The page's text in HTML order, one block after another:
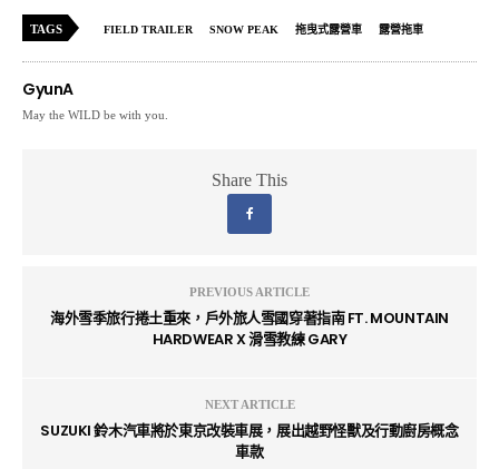
TAGS FIELD TRAILER SNOW PEAK 拖曳式露營車 露營拖車
GyunA
May the WILD be with you.
Share This
PREVIOUS ARTICLE
海外雪季旅行捲土重來，戶外旅人雪國穿著指南 FT. MOUNTAIN
HARDWEAR X 滑雪教練 GARY
NEXT ARTICLE
SUZUKI 鈴木汽車將於東京改裝車展，展出越野怪獸及行動廚房概念
車款